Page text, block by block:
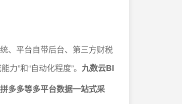
、平台自带后台、第三方财税
”和“自动化程度”。 九数云BI
多多等多平台数据一站式采